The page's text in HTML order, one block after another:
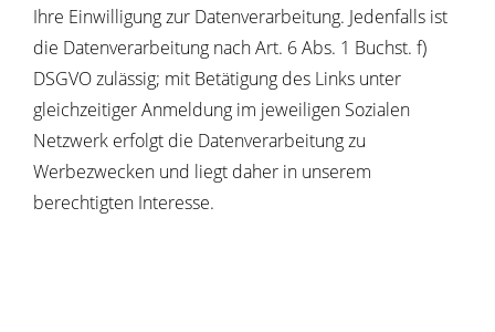
Ihre Einwilligung zur Datenverarbeitung. Jedenfalls ist
die Datenverarbeitung nach Art. 6 Abs. 1 Buchst. f)
DSGVO zulässig; mit Betätigung des Links unter
gleichzeitiger Anmeldung im jeweiligen Sozialen
Netzwerk erfolgt die Datenverarbeitung zu
Werbezwecken und liegt daher in unserem
berechtigten Interesse.